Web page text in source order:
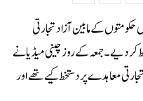
کے مابین آزاد تجارتی
دیے۔ جمعہ کے روز چینی میڈیا نے
نے اپریل 2009 میں آزاد تجارتی معاہدے پر دستخط کیے تھے اور